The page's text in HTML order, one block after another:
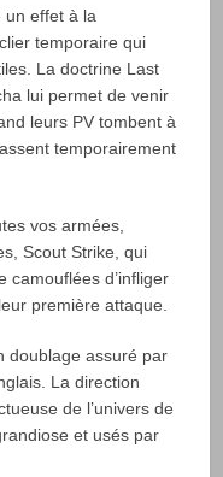
un effet à la
temporaire qui
La doctrine Last
lui permet de venir
leurs PV tombent à
temporairement
vos armées,
Scout Strike, qui
camouflées d’infliger
première attaque.
doublage assuré par
La direction
de l’univers de
et usés par